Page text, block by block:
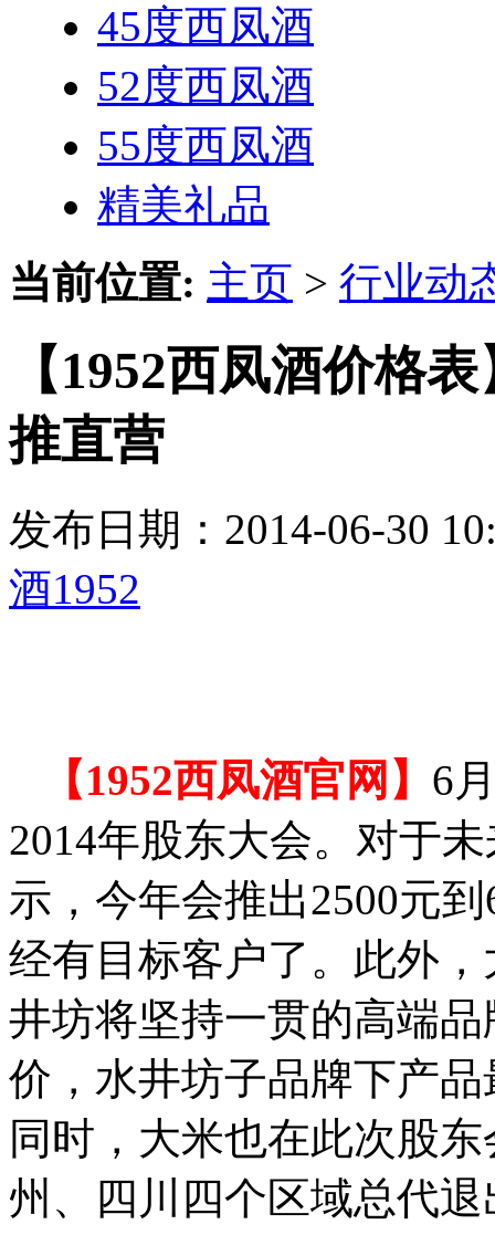
45度西凤酒
52度西凤酒
55度西凤酒
精美礼品
当前位置: 主页 > 行业动
【1952西凤酒价格
推直营
发布日期：2014-06-30
酒1952
【1952西凤酒官网】 6
2014年股东大会。对于
示，今年会推出2500元
经有目标客户了。此外
井坊将坚持一贯的高端品
价，水井坊子品牌下产
同时，大米也在此次股
州、四川四个区域总代